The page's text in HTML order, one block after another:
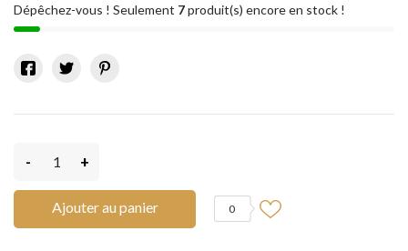
Dépêchez-vous ! Seulement 7produit(s) encore en stock !
- +
Ajouter au panier 0